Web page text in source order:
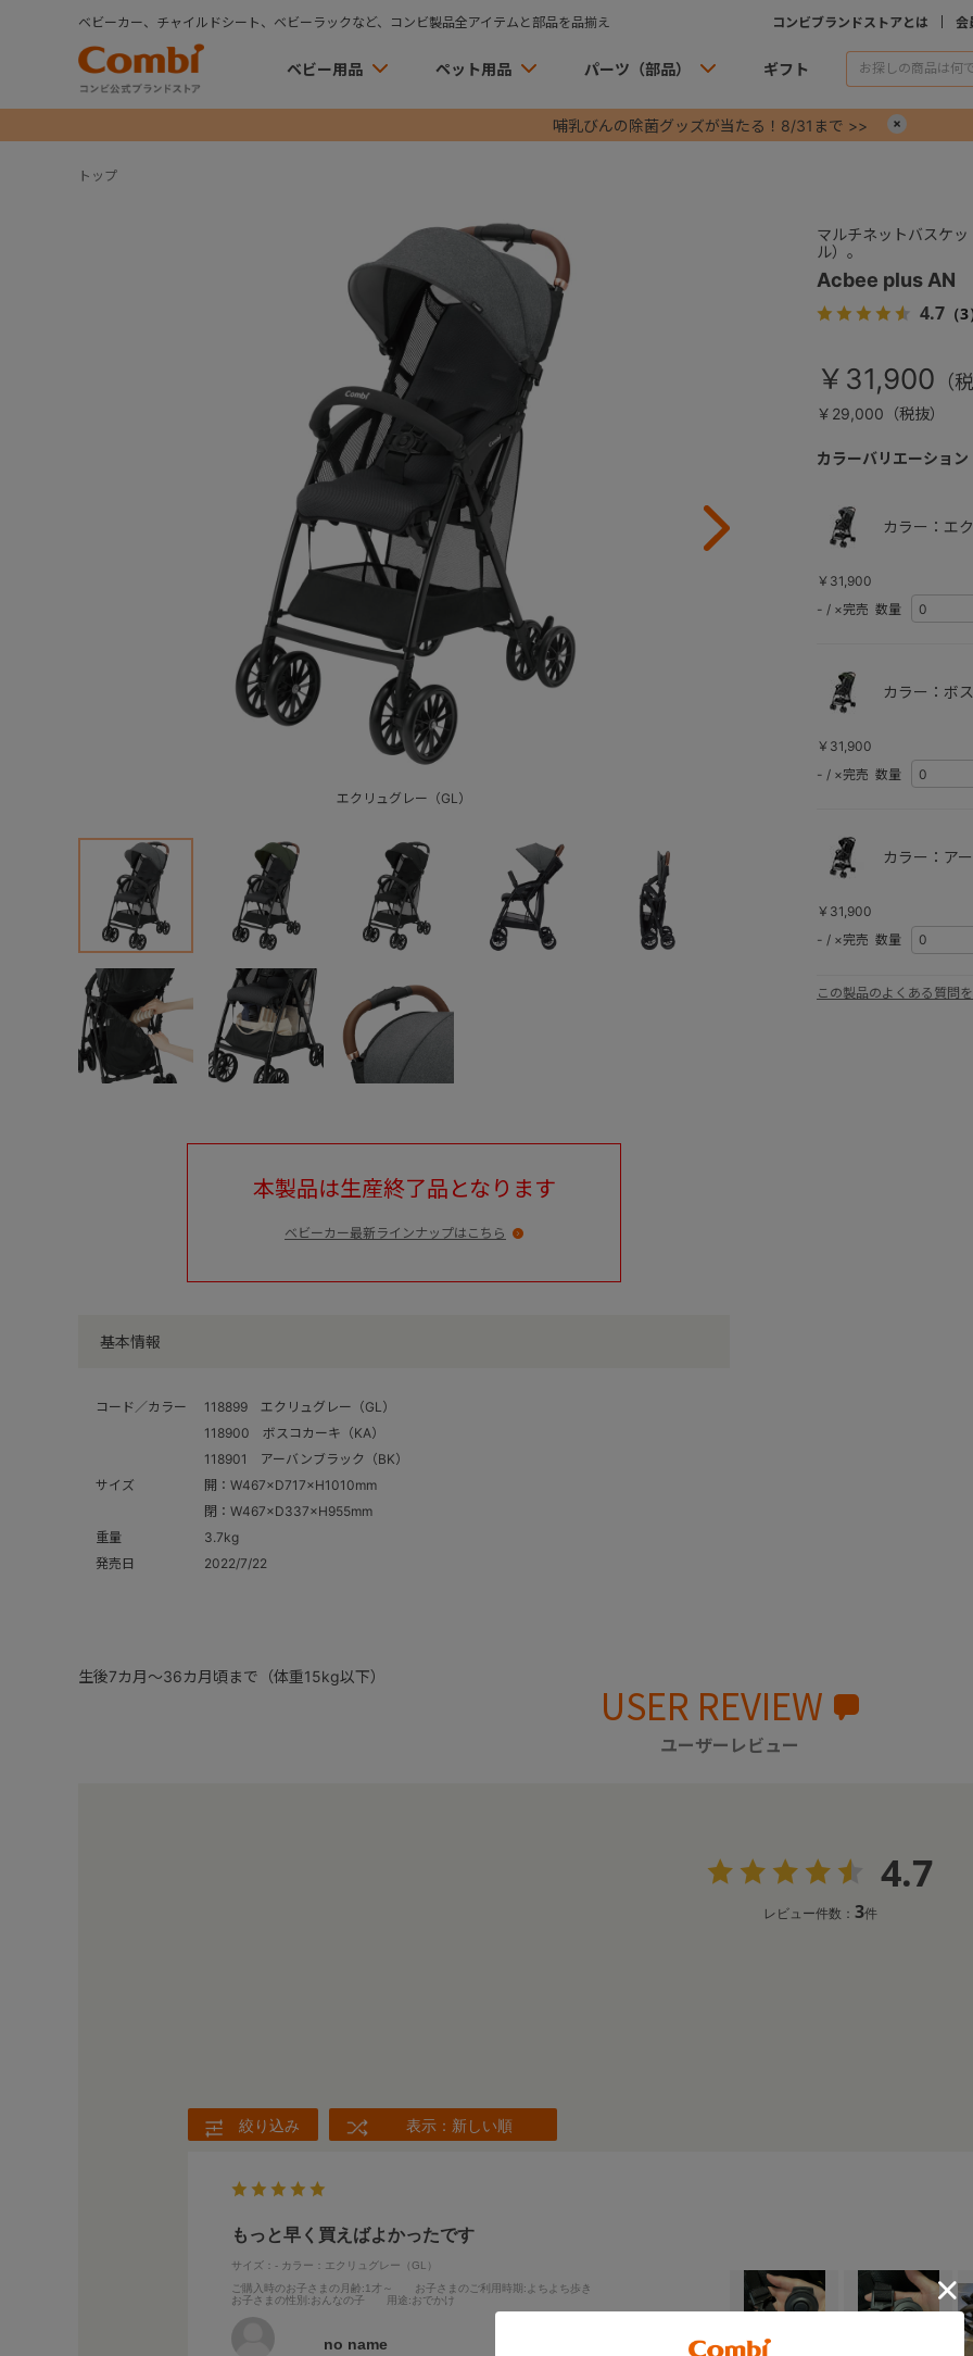
ベビーカー、チャイルドシート、ベビーラックなど、コンビ製品全アイテムと部品を品揃え コンビブランドストアとは 会
ベビー用品 ペット用品 パーツ（部品） ギフト
哺乳びんの除菌グッズが当たる！8/31まで >>
トップ
エクリュグレー（GL）
基本情報
コード／カラー
118899 エクリュグレー（GL）
118900 ボスコカーキ（KA）
118901 アーバンブラック（BK）
サイズ
開：W467×D717×H1010mm
閉：W467×D337×H955mm
重量
3.7kg
発売日
2022/7/22
本製品は生産終了品となります
ベビーカー最新ラインナップはこちら
マルチネットバスケ
ル）。
Acbee plus AN
4.7 （
￥31,900
￥29,000（税抜）
カラーバリエーション
カラー：エ
￥31,900
- / ×完売 数量
カラー：ボ
￥31,900
- / ×完売 数量
カラー：ア
￥31,900
- / ×完売 数量
この製品のよくある質問
生後7カ月～36カ月頃まで（体重15kg以下）
USER REVIEW
ユーザーレビュー
4.7
レビュー件数： 3件
絞り込み 表示：新しい順
もっと早く買えばよかったです
サイズ：- カラー：エクリュグレー（GL）
ご購入時のお子さまの月齢:1才～ お子さまのご利用時期 :よちよち歩き
お子さまの性別 :おんなの子 用途:おでかけ
no name